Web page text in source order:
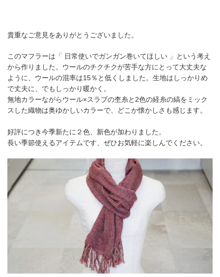
貴重なご意見をありがとうございました。
このマフラーは「 日常使いでガンガン巻いてほしい 」という考え
から作りました。ウールのチクチクが苦手な方にとって大丈夫な
ように、ウールの混率は15％と低くしました。生地はしっかりめ
で丈夫に、でもしっかり暖かく。
無地カラーながらウール×スラブの杢糸と2色の経糸の縞をミック
スした織物は奥ゆかしいカラーで、どこか懐かしさも感じます。
好評につき今季新たに２色、新色が加わりました。
長い季節使えるアイテムです、ぜひお気軽に楽しんでください。